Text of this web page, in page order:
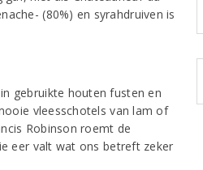
(80%) en syrahdruiven is
gebruikte houten fusten en
vleesschotels van lam of
Robinson roemt de
eer valt wat ons betreft zeker